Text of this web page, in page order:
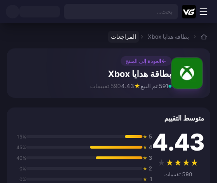
انتقل إلى المحتوى الرئيسي
بحث...
بطاقة هدايا Xbox المراجعات
←العودة إلى المنتج
بطاقة هدايا Xbox
591 تم البيع ★
4.43590 تقييمات
متوسط التقييم
4.43
★
★
★
★
★
590 تقييمات
5
★
15%
4
★
45%
3
★
40%
2
★
0%
1
★
0%